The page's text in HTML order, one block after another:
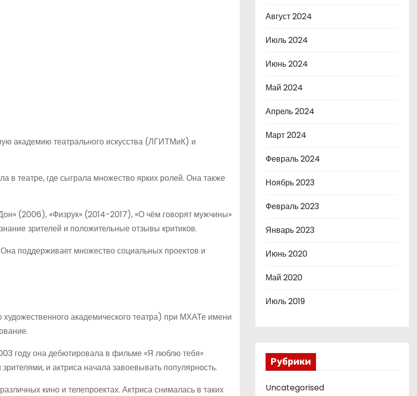
академию театрального искусства (ЛГИТМиК) и
театре, где сыграла множество ярких ролей. Она также
(2006), «Физрук» (2014-2017), «О чём говорят мужчины»
зрителей и положительные отзывы критиков.
поддерживает множество социальных проектов и
академического театра) при МХАТе имени
году она дебютировала в фильме «Я люблю тебя»
и актриса начала завоевывать популярность.
кино и телепроектах. Актриса снималась в таких
Август 2024
Июль 2024
Июнь 2024
Май 2024
Апрель 2024
Март 2024
Февраль 2024
Ноябрь 2023
Февраль 2023
Январь 2023
Июнь 2020
Май 2020
Июль 2019
Рубрики
Uncategorised